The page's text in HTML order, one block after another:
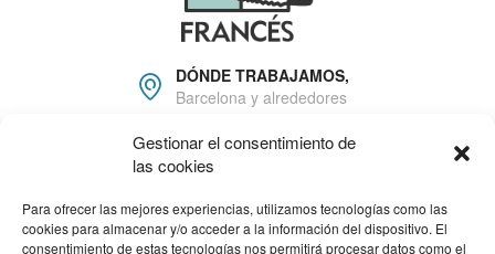
Gestionar el consentimiento de
las cookies
Para ofrecer las mejores experiencias, utilizamos tecnologías como las
cookies para almacenar y/o acceder a la información del dispositivo. El
consentimiento de estas tecnologías nos permitirá procesar datos como el
DÓNDE TRABAJAMOS,
Barcelona y alrededores
666 22 81 16
info@carpinteriafrances.c